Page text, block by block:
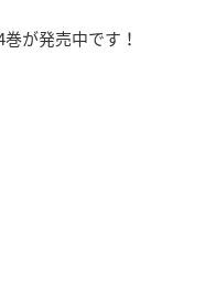
が発売中です！